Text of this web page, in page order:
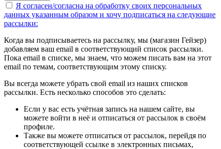
Я согласен/согласна на обработку своих персональных
данных указанным образом и хочу подписаться на следующие
рассылки:
Когда вы подписываетесь на рассылку, мы (магазин Гейзер)
добавляем ваш email в соответствующий список рассылки.
Пока email в списке, мы знаем, что можем писать вам на этот
email по темам, соответствующим этому списку.
Вы всегда можете убрать свой email из наших списков
рассылки. Есть несколько способов это сделать:
Если у вас есть учётная запись на нашем сайте, вы
можете войти в неё и отписаться от рассылок в своём
профиле.
Также вы можете отписаться от рассылок, перейдя по
соответствующей ссылке в электронных письмах,